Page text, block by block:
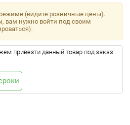
режиме (видите розничные цены).
вам нужно войти под своим
привезти данный товар под заказ.